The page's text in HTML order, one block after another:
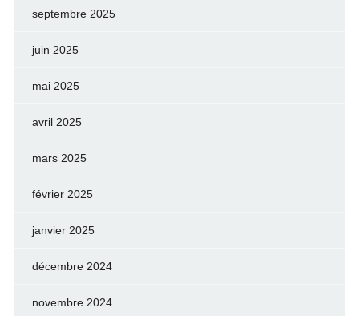
septembre 2025
juin 2025
mai 2025
avril 2025
mars 2025
février 2025
janvier 2025
décembre 2024
novembre 2024